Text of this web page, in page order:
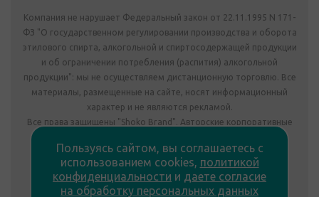
Компания не нарушает Федеральный закон от 22.11.1995 N 171-
ФЗ "О государственном регулировании производства и оборота
этилового спирта, алкогольной и спиртосодержащей продукции
и об ограничении потребления (распития) алкогольной
продукции": мы не осуществляем дистанционную торговлю. Все
материалы, размещенные на сайте, носят информационный
характер и не являются рекламой.
Все права защищены "Shoko Brand". Авторские корпоративные
Комплектация подарка может отличаться от изображения.
Информация на сайте не является публичной офертой.
Сведения о продавце:
Пользуясь сайтом, вы соглашаетесь с
использованием cookies, политикой
конфиденциальности и даете согласие
на обработку персональных данных